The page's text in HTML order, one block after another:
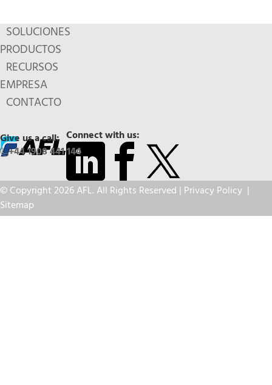
SOLUCIONES
PRODUCTOS
RECURSOS
EMPRESA
CONTACTO
Connect with us:
Give us a call:
+44 1908 441 144
© Copyright 2026 AFL. All Rights Reserved | Privacy Policy |
Sitemap